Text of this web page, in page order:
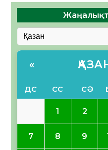
«
ДС СС СӘ
1 2
7 8 9